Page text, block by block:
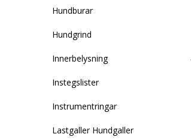
Hundburar
Hundgrind
Innerbelysning
Instegslister
Instrumentringar
Lastgaller Hundgaller